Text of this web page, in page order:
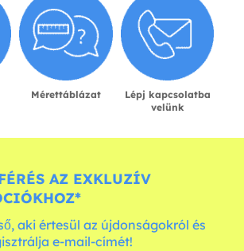
Mérettáblázat
Lépj kapcsolatba
velünk
AZ EXKLUZÍV
aki értesül az újdonságokról és
e-mail-címét!